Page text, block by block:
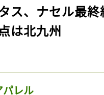
ス、ナセル最
は北九州
レル